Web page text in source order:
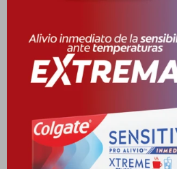
Medios de pago
Productos que te